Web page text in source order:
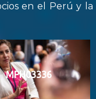
en el Perú y la
MPH03336